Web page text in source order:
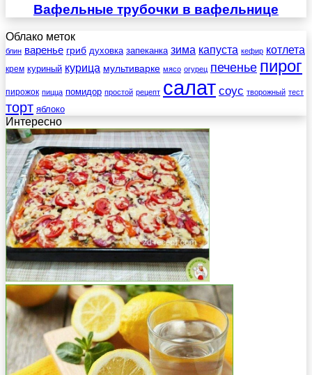
Вафельные трубочки в вафельнице
Облако меток
блин варенье гриб духовка запеканка зима капуста кефир котлета
крем куриный курица мультиварке мясо огурец печенье пирог
пирожок пицца помидор простой рецепт салат соус творожный тест
торт яблоко
Интересно